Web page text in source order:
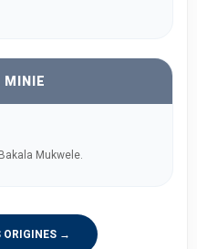
MINIE
Mukwele.
ORIGINES →